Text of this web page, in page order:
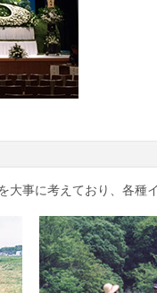
大事に考えており、各